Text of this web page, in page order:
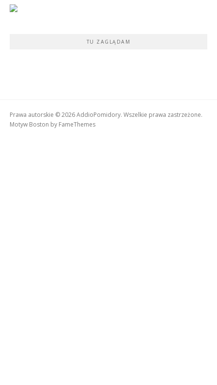
TU ZAGLĄDAM
Prawa autorskie © 2026 AddioPomidory. Wszelkie prawa zastrzeżone.
Motyw Boston by FameThemes